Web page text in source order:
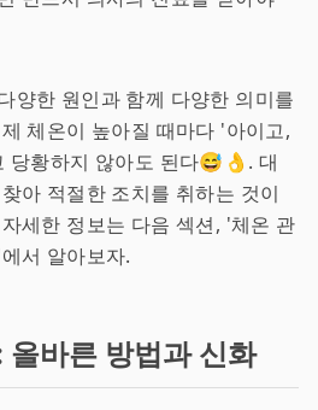
양한 원인과 함께 다양한 의미를
체온이 높아질 때마다 '아이고,
당황하지 않아도 된다😅👌. 대
아 적절한 조치를 취하는 것이
세한 정보는 다음 섹션, '체온 관
서 알아보자.
올바른 방법과 신화